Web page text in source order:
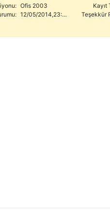
Ofis 2003
12/05/2014,23:39
Kayıt
Teşekkür